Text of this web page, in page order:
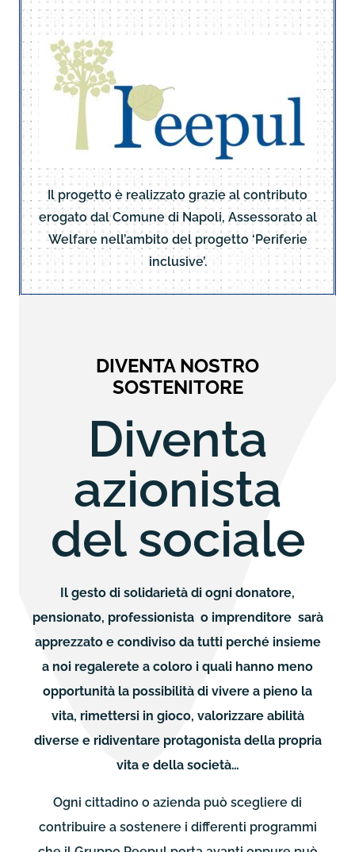
Il progetto è realizzato grazie al contributo
erogato dal Comune di Napoli, Assessorato al
Welfare nell’ambito del progetto ‘Periferie
inclusive’.
DIVENTA NOSTRO
SOSTENITORE
Diventa
azionista
del sociale
Il gesto di solidarietà di ogni donatore,
pensionato, professionista o imprenditore sarà
apprezzato e condiviso da tutti perché insieme
a noi regalerete a coloro i quali hanno meno
opportunità la possibilità di vivere a pieno la
vita, rimettersi in gioco, valorizzare abilità
diverse e ridiventare protagonista della propria
vita e della società…
Ogni cittadino o azienda può scegliere di
contribuire a sostenere i differenti programmi